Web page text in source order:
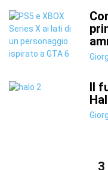
Il
3